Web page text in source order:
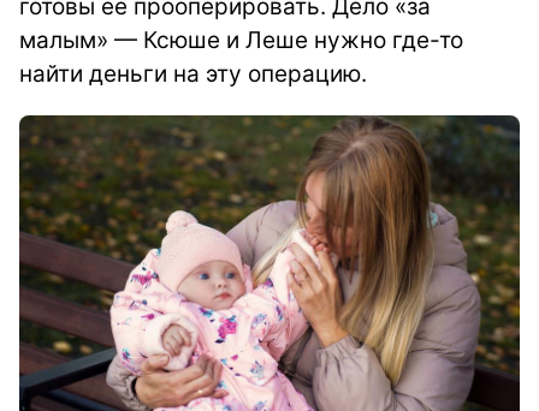
готовы ее прооперировать. Дело «за
малым» — Ксюше и Леше нужно где-то
найти деньги на эту операцию.